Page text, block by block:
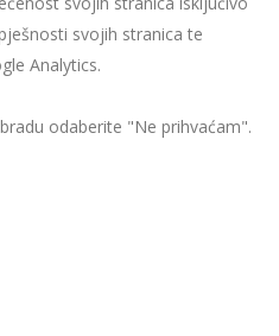
praksi
svojih stranica te
Analytics.
odaberite "Ne prihvaćam".